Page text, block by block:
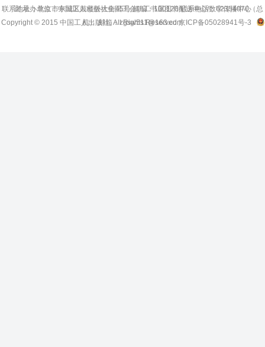
室承办单位：中国工人出版社全国工会职工书屋图书配送中心/数字传播中心
联系地址：北京市东城区鼓楼外大街45号 邮编：100120 联系电话：62354070（总
机） 邮箱：zgsw511@163.com
Copyright © 2015 中国工人出版社, All Rights Reserved京ICP备05028941号-3